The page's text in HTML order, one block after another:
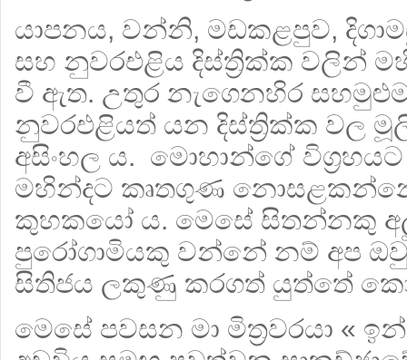
යාපනය, වන්නි, මඩකළපුව,
සහ නුවරඑළිය දිස්ත්‍රික්ක වලින්
වී ඇත. උතුර නැගෙනහිර
නුවරඑළියත් යන දිස්ත්‍රික්ක වල
අසිංහල ය. මොහාන්ගේ
මහින්දට කෘතගුණ
කුහකයෝ ය. මෙසේ සිතන්නකු
පුරෝගාමියකු වන්නේ නම් අප
සිතිජය ලකුණු කරගත් යුත්තේ
මෙසේ පවසන මා මිත්‍රවරයා «